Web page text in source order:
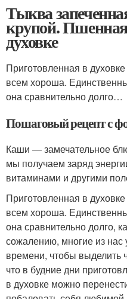
Тыква
крупой.
духовке
Приготовленная в
всем хороша.
она сравнительно долго…
Пошаговый рецепт с
Каши — замечательное
мы получаем заряд
витаминами и другими
Приготовленная в
всем хороша.
она сравнительно долго,
сожалению, многие из нас
времени, чтобы выделить
что в будние дни
в духовке можно